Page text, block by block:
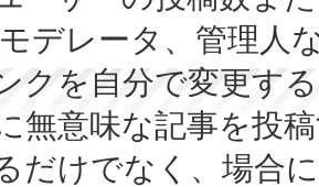
デレータ、管理人
クを自分で変更す
無意味な記事を投
だけでなく、場合